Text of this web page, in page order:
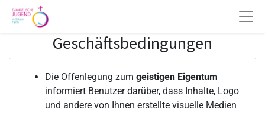
Geschäftsbedingungen
Die Offenlegung zum geistigen Eigentum
informiert Benutzer darüber, dass Inhalte, Logo
und andere von Ihnen erstellte visuelle Medien